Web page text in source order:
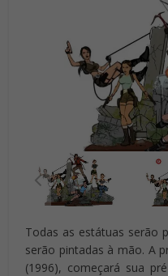
Todas as estátuas serão
serão pintadas à mão. A
(1996), começará sua